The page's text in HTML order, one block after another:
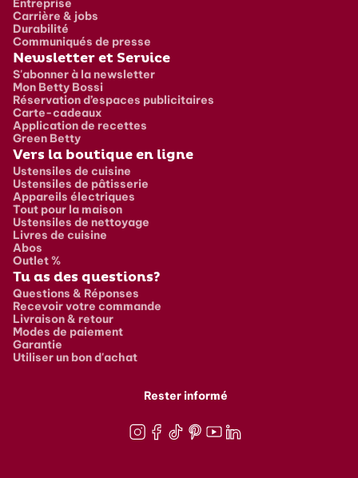
Entreprise
Carrière & jobs
Durabilité
Communiqués de presse
Newsletter et Service
S'abonner à la newsletter
Mon Betty Bossi
Réservation d’espaces publicitaires
Carte-cadeaux
Application de recettes
Green Betty
Vers la boutique en ligne
Ustensiles de cuisine
Ustensiles de pâtisserie
Appareils électriques
Tout pour la maison
Ustensiles de nettoyage
Livres de cuisine
Abos
Outlet %
Tu as des questions?
Questions & Réponses
Recevoir votre commande
Livraison & retour
Modes de paiement
Garantie
Utiliser un bon d'achat
Rester informé